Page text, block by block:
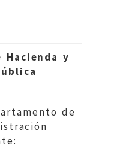
Hacienda y
de